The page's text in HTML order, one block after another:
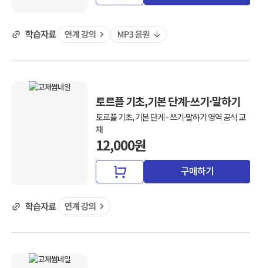
토르플 기초,기본 단계-쓰기·말하기
토르플 기초, 기본 단계 - 쓰기·말하기 영역 공식 교
재
12,000원
구매하기